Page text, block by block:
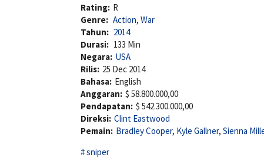
Rating: R
Genre: Action, War
Tahun: 2014
Durasi: 133 Min
Negara: USA
Rilis: 25 Dec 2014
Bahasa: English
Anggaran: $ 58.800.000,00
Pendapatan: $ 542.300.000,00
Direksi: Clint Eastwood
Pemain: Bradley Cooper, Kyle Gallner, Sienna
sniper